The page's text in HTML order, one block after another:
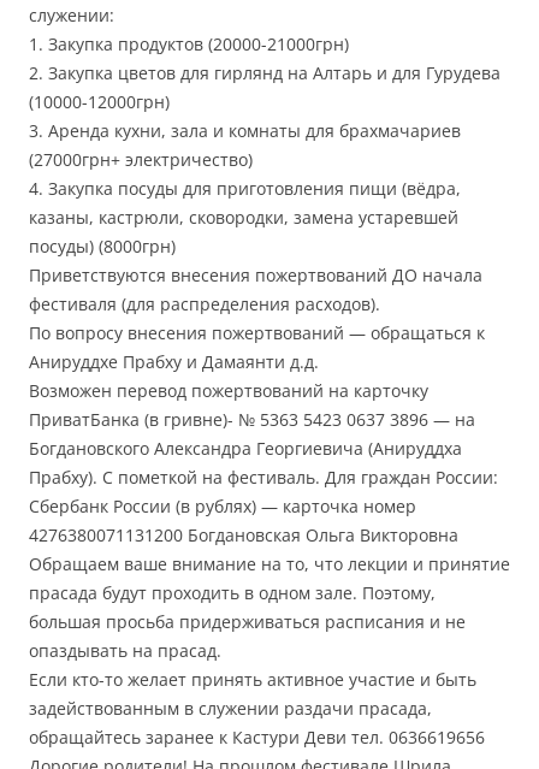
служении:
1. Закупка продуктов (20000-21000грн)
2. Закупка цветов для гирлянд на Алтарь и для Гурудева
(10000-12000грн)
3. Аренда кухни, зала и комнаты для брахмачариев
(27000грн+ электричество)
4. Закупка посуды для приготовления пищи (вёдра,
казаны, кастрюли, сковородки, замена устаревшей
посуды) (8000грн)
Приветствуются внесения пожертвований ДО начала
фестиваля (для распределения расходов).
По вопросу внесения пожертвований — обращаться к
Анируддхе Прабху и Дамаянти д.д.
Возможен перевод пожертвований на карточку
ПриватБанка (в гривне)- № 5363 5423 0637 3896 — на
Богдановского Александра Георгиевича (Анируддха
Прабху). С пометкой на фестиваль. Для граждан России:
Сбербанк России (в рублях) — карточка номер
4276380071131200 Богдановская Ольга Викторовна
Обращаем ваше внимание на то, что лекции и принятие
прасада будут проходить в одном зале. Поэтому,
большая просьба придерживаться расписания и не
опаздывать на прасад.
Если кто-то желает принять активное участие и быть
задействованным в служении раздачи прасада,
обращайтесь заранее к Кастури Деви тел. 0636619656